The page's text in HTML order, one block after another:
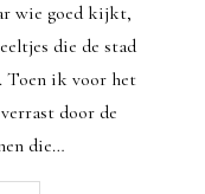
wie goed kijkt,
die de stad
Toen ik voor het
door de
die…